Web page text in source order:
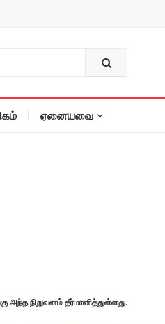
ஏனையவை
அந்த நிறுவனம் தீர்மானித்துள்ளது.